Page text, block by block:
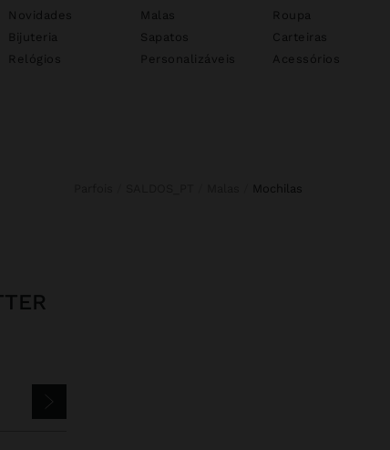
Novidades Malas
Roupa
Bijuteria
Sapatos
Carteiras
Relógios
Personalizáveis Acessórios
mochilas